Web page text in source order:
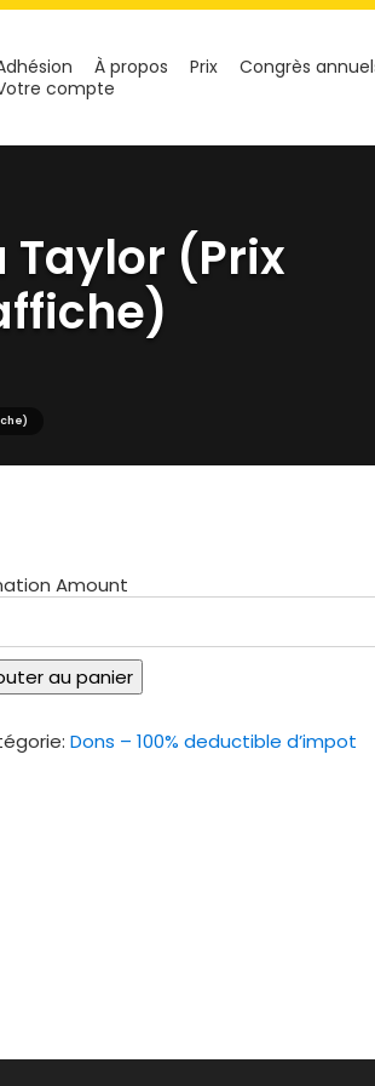
À propos Prix Congrès
compte
Taylor (Prix
Amount
au panier
Dons – 100% deductible d’impot